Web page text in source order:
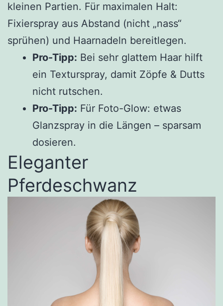
kleinen Partien. Für maximalen Halt:
Fixierspray aus Abstand (nicht „nass“
sprühen) und Haarnadeln bereitlegen.
Pro-Tipp: Bei sehr glattem Haar hilft
ein Texturspray, damit Zöpfe & Dutts
nicht rutschen.
Pro-Tipp: Für Foto-Glow: etwas
Glanzspray in die Längen – sparsam
dosieren.
Eleganter
Pferdeschwanz